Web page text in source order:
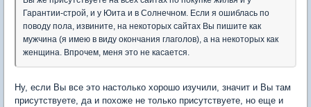
Гарантии-строй, и у Юита и в Солнечном. Если я ошиблась по
поводу пола, извините, на некоторых сайтах Вы пишите как
мужчина (я имею в виду окончания глаголов), а на некоторых как
женщина. Впрочем, меня это не касается.
Ну, если Вы все это настолько хорошо изучили, значит и Вы там
присутствуете, да и похоже не только присутствуете, но еще и